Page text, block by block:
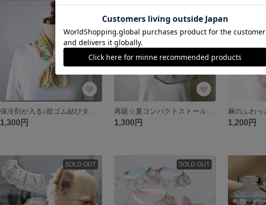
1,300円
再販☆夏コンパクトストール＊麻のふわっと軽やかスカーフ片方輪っか/透かしレース/リネンガーゼメッシュ
1,300円 1,200円
SOLD OUT SOLD OUT